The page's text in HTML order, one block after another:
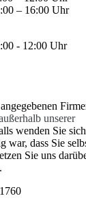
– 16:00 Uhr
- 12:00 Uhr
unserer
wenden Sie
war, dass Sie
Sie uns